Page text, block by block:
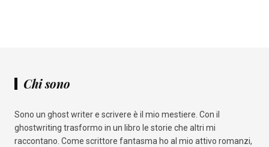
Chi sono
Sono un ghost writer e scrivere è il mio mestiere. Con il
ghostwriting trasformo in un libro le storie che altri mi
raccontano. Come scrittore fantasma ho al mio attivo romanzi,